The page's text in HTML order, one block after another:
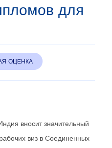
для
ОЦЕНКА
вносит значительный
виз в Соединенных